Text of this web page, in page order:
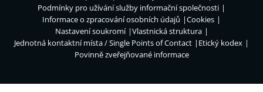
Podmínky pro užívání služby informační společnosti
Informace o zpracování osobních údajů
Cookies
Nastavení soukromí
Vlastnická struktura
Jednotná kontaktní místa / Single Points of Contact
Etický kodex
Povinně zveřejňované informace